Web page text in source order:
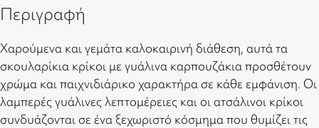
Περιγραφή
Χαρούμενα και γεμάτα καλοκαιρινή διάθεση, αυτά τα
σκουλαρίκια κρίκοι με γυάλινα καρπουζάκια προσθέτουν
χρώμα και παιχνιδιάρικο χαρακτήρα σε κάθε εμφάνιση. Οι
λαμπερές γυάλινες λεπτομέρειες και οι ατσάλινοι κρίκοι
συνδυάζονται σε ένα ξεχωριστό κόσμημα που θυμίζει τις